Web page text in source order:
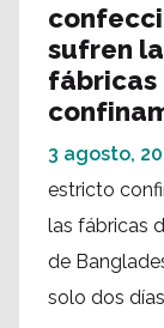
sufren
fábricas
3 agosto,
estricto
las fábricas
de
solo dos